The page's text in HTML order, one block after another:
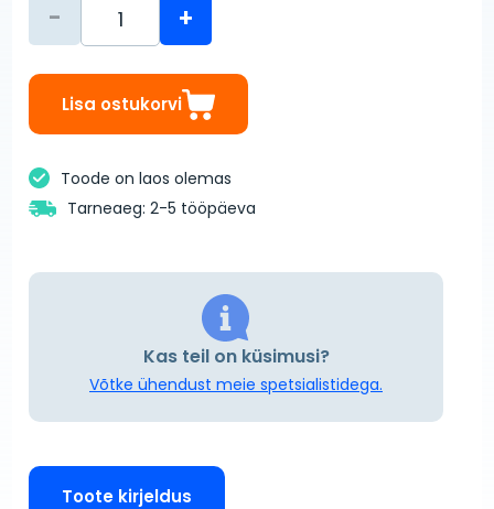
- +
Lisa ostukorvi
Toode on laos olemas
Tarneaeg: 2-5 tööpäeva
Kas teil on küsimusi?
Võtke ühendust meie spetsialistidega.
Toote kirjeldus